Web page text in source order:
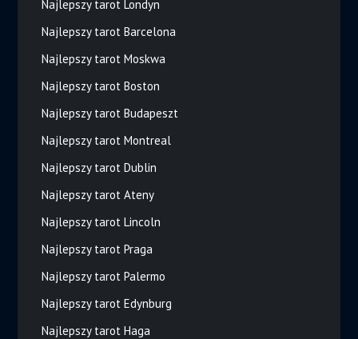
Najlepszy tarot Londyn
Najlepszy tarot Barcelona
Najlepszy tarot Moskwa
Najlepszy tarot Boston
Najlepszy tarot Budapeszt
Najlepszy tarot Montreal
Najlepszy tarot Dublin
Najlepszy tarot Ateny
Najlepszy tarot Lincoln
Najlepszy tarot Praga
Najlepszy tarot Palermo
Najlepszy tarot Edynburg
Najlepszy tarot Haga